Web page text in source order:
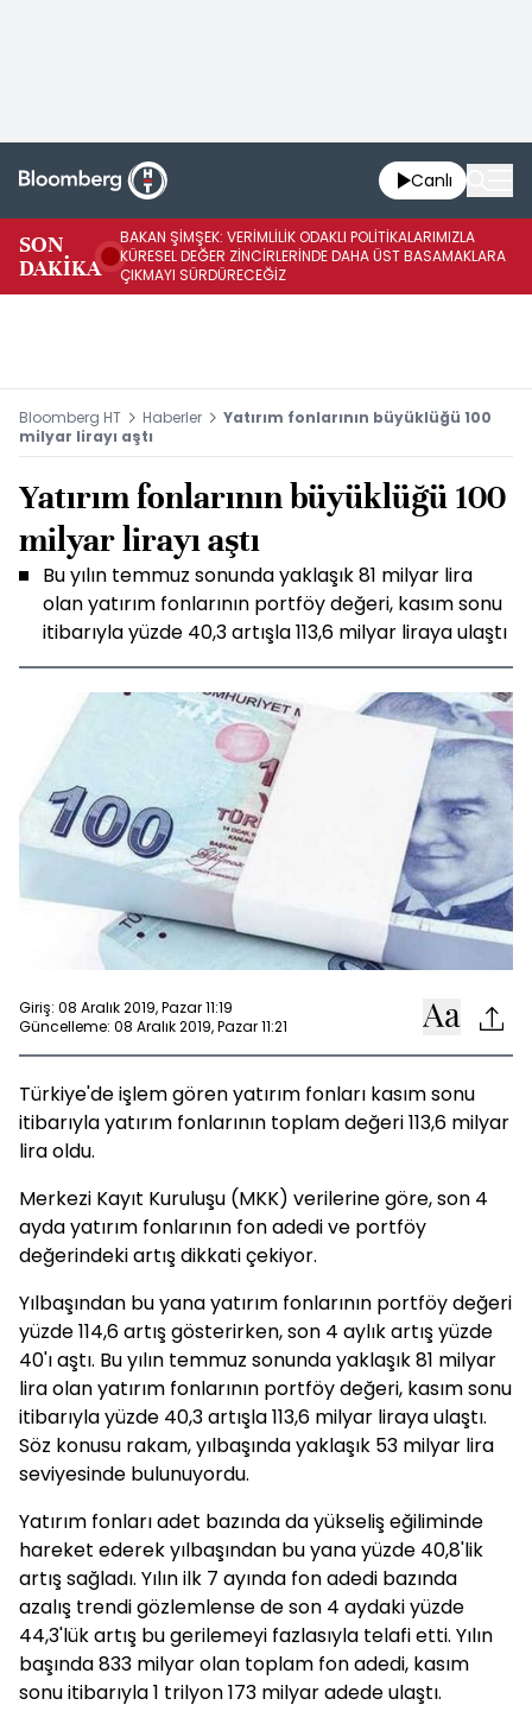
Canlı
SON
DAKİKA
BAKAN ŞİMŞEK: VERİMLİLİK ODAKLI POLİTİKALARIMIZLA
KÜRESEL DEĞER ZİNCİRLERİNDE DAHA ÜST BASAMAKLARA
ÇIKMAYI SÜRDÜRECEĞİZ
Bloomberg HT Haberler
Yatırım fonlarının büyüklüğü 100
milyar lirayı aştı
Yatırım fonlarının büyüklüğü 100
milyar lirayı aştı
Bu yılın temmuz sonunda yaklaşık 81 milyar lira
olan yatırım fonlarının portföy değeri, kasım sonu
itibarıyla yüzde 40,3 artışla 113,6 milyar liraya ulaştı
Giriş: 08 Aralık 2019, Pazar 11:19
Güncelleme: 08 Aralık 2019, Pazar 11:21
Türkiye'de işlem gören yatırım fonları kasım sonu
itibarıyla yatırım fonlarının toplam değeri 113,6 milyar
lira oldu.
Merkezi Kayıt Kuruluşu (MKK) verilerine göre, son 4
ayda yatırım fonlarının fon adedi ve portföy
değerindeki artış dikkati çekiyor.
Yılbaşından bu yana yatırım fonlarının portföy değeri
yüzde 114,6 artış gösterirken, son 4 aylık artış yüzde
40'ı aştı. Bu yılın temmuz sonunda yaklaşık 81 milyar
lira olan yatırım fonlarının portföy değeri, kasım sonu
itibarıyla yüzde 40,3 artışla 113,6 milyar liraya ulaştı.
Söz konusu rakam, yılbaşında yaklaşık 53 milyar lira
seviyesinde bulunuyordu.
Yatırım fonları adet bazında da yükseliş eğiliminde
hareket ederek yılbaşından bu yana yüzde 40,8'lik
artış sağladı. Yılın ilk 7 ayında fon adedi bazında
azalış trendi gözlemlense de son 4 aydaki yüzde
44,3'lük artış bu gerilemeyi fazlasıyla telafi etti. Yılın
başında 833 milyar olan toplam fon adedi, kasım
sonu itibarıyla 1 trilyon 173 milyar adede ulaştı.